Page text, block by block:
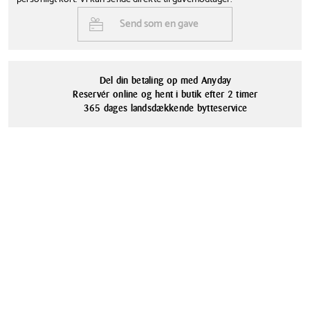
Send som en gave
Del din betaling op med Anyday
Reservér online og hent i butik efter 2 timer
365 dages landsdækkende bytteservice